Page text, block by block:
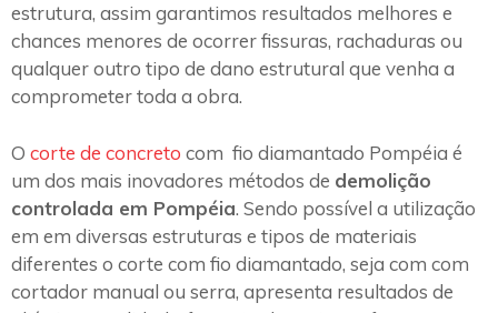
estrutura, assim garantimos resultados melhores e
chances menores de ocorrer fissuras, rachaduras ou
qualquer outro tipo de dano estrutural que venha a
comprometer toda a obra.
O corte de concreto com fio diamantado Pompéia é
um dos mais inovadores métodos de demolição
controlada em Pompéia. Sendo possível a utilização
em em diversas estruturas e tipos de materiais
diferentes o corte com fio diamantado, seja com com
cortador manual ou serra, apresenta resultados de